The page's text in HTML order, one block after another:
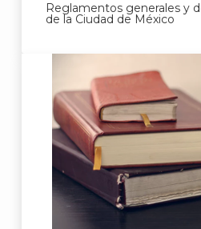
Reglamentos generales y
de la Ciudad de México